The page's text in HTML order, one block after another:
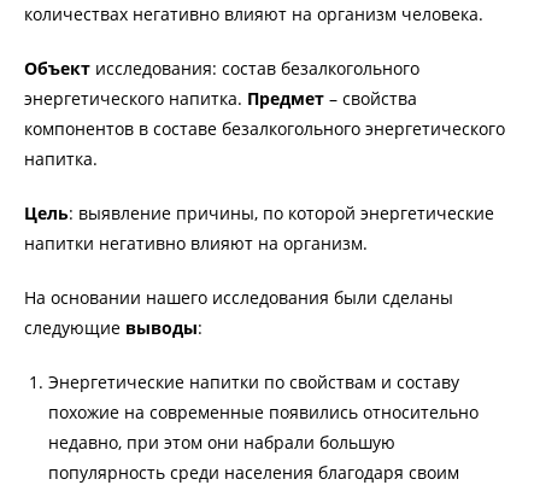
количествах негативно влияют на организм человека.
Объект исследования: состав безалкогольного
энергетического напитка. Предмет – свойства
компонентов в составе безалкогольного энергетического
напитка.
Цель: выявление причины, по которой энергетические
напитки негативно влияют на организм.
На основании нашего исследования были сделаны
следующие выводы:
Энергетические напитки по свойствам и составу
похожие на современные появились относительно
недавно, при этом они набрали большую
популярность среди населения благодаря своим